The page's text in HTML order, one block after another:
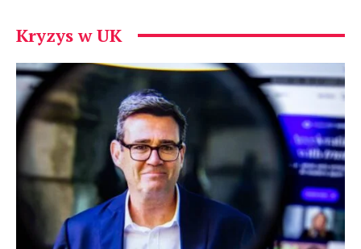
Kryzys w UK